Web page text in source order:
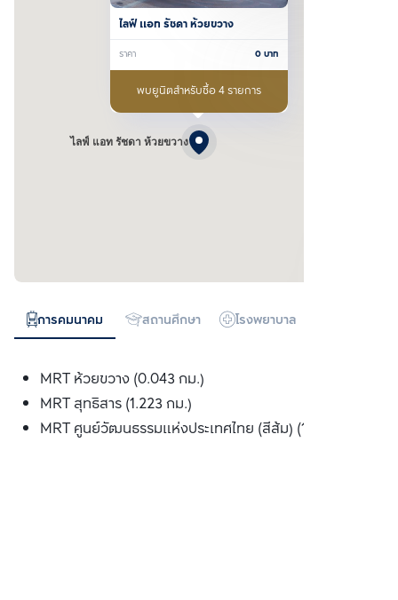
ไลฟ์ แอท รัชดา ห้วยขวาง
ไลฟ์ แอท รัชดา ห้วยขวาง
ราคา 0บาท
พบยูนิตสำหรับซื้อ 4 รายการ
การคมนาคม สถานศึกษา โรงพยาบาล
MRT ห้วยขวาง (0.043 กม.)
MRT สุทธิสาร (1.223 กม.)
MRT ศูนย์วัฒนธรรมแห่งประเทศไทย (สีส้ม) (1.305 กม.)